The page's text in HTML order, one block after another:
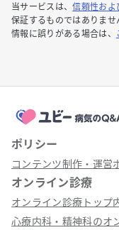
当サービスは、信頼性およ
保証するものではありませ
情報に誤りがある場合は、
ポリシー
コンテンツ制作・運営
オンライン診療
オンライン診療トップ
心療内科・精神科のオ